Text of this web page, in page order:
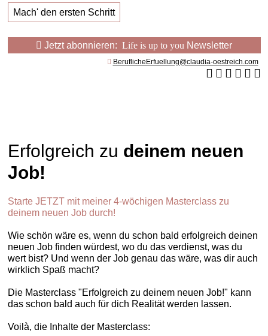
Mach' den ersten Schritt
Jetzt abonnieren: Life is up to you Newsletter
BeruflicheErfuellung@claudia-oestreich.com
Erfolgreich zu deinem neuen
Job!
Starte JETZT mit meiner 4-wöchigen Masterclass zu
deinem neuen Job durch!
Wie schön wäre es, wenn du schon bald erfolgreich deinen
neuen Job finden würdest, wo du das verdienst, was du
wert bist? Und wenn der Job genau das wäre, was dir auch
wirklich Spaß macht?
Die Masterclass "Erfolgreich zu deinem neuen Job!" kann
das schon bald auch für dich Realität werden lassen.
Voilà, die Inhalte der Masterclass: